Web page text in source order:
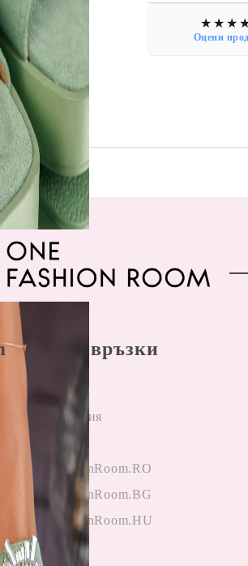
Оцени
Бързи връзки
Начало
Регистрация
Вход
OneFashionRoom.RO
OneFashionRoom.BG
OneFashionRoom.HU